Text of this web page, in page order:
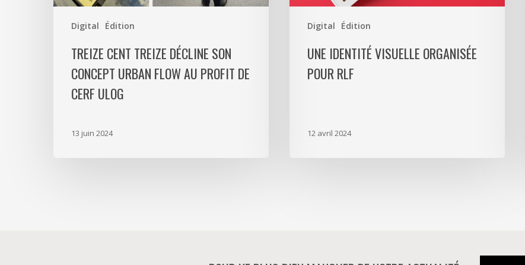
Digital Édition
profit
ULOGTREIZE CENT TREIZE DÉCLINE SON
CONCEPT URBAN FLOW AU PROFIT DE
CERF ULOG
13 juin 2024
Digital Édition
UNE IDENTITÉ VISUELLE ORGANISÉE
POUR RLF
12 avril 2024